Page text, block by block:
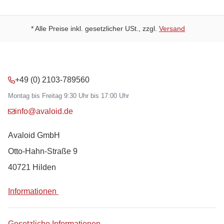
* Alle Preise inkl. gesetzlicher USt., zzgl. Versand
+49 (0) 2103-789560
Montag bis Freitag 9:30 Uhr bis 17:00 Uhr
info@avaloid.de
Avaloid GmbH
Otto-Hahn-Straße 9
40721 Hilden
Informationen